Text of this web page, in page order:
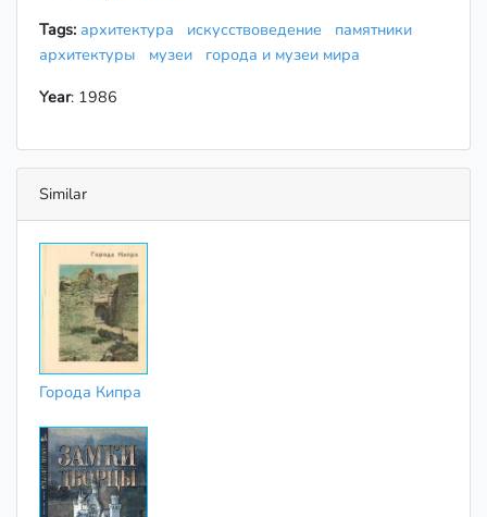
Tags: архитектура искусствоведение
памятники
архитектуры
музеи
города и музеи мира
Year: 1986
Similar
Города Кипра